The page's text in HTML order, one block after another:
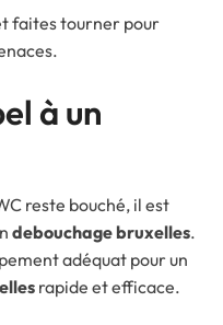
faites tourner pour
à un
reste bouché, il est
debouchage bruxelles.
adéquat pour un
rapide et efficace.